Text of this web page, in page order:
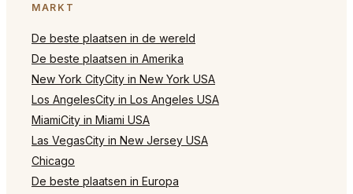
MARKT
De beste plaatsen in de wereld
De beste plaatsen in Amerika
New York CityCity in New York USA
Los AngelesCity in Los Angeles USA
MiamiCity in Miami USA
Las VegasCity in New Jersey USA
Chicago
De beste plaatsen in Europa